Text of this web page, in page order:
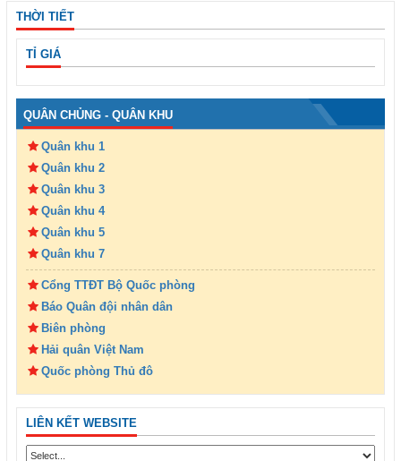
THỜI TIẾT
TỈ GIÁ
QUÂN CHỦNG - QUÂN KHU
Quân khu 1
Quân khu 2
Quân khu 3
Quân khu 4
Quân khu 5
Quân khu 7
Cổng TTĐT Bộ Quốc phòng
Báo Quân đội nhân dân
Biên phòng
Hải quân Việt Nam
Quốc phòng Thủ đô
LIÊN KẾT WEBSITE